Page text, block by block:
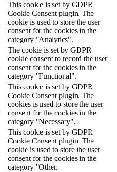
This cookie is set by GDPR
Cookie Consent plugin. The
cookie is used to store the user
consent for the cookies in the
category "Analytics".
The cookie is set by GDPR
cookie consent to record the user
consent for the cookies in the
category "Functional".
This cookie is set by GDPR
Cookie Consent plugin. The
cookies is used to store the user
consent for the cookies in the
category "Necessary".
This cookie is set by GDPR
Cookie Consent plugin. The
cookie is used to store the user
consent for the cookies in the
category "Other.